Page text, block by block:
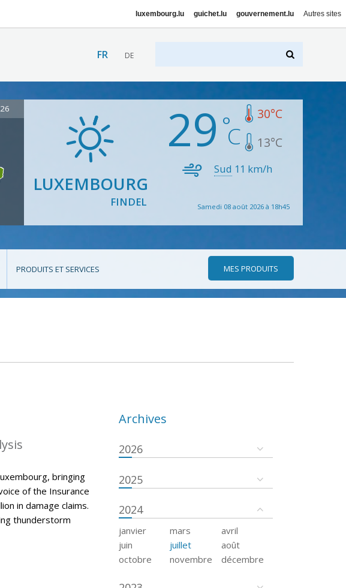
luxembourg.lu guichet.lu gouvernement.lu Autres sites
FR DE
LUXEMBOURG
FINDEL
29 30°C
13°C
Sud 11 km/h
Samedi 08 août 2026 à 18h45
PRODUITS ET SERVICES MES PRODUITS
bringing
of the Insurance
in damage claims.
thunderstorm
Archives
2026
2025
2024
janvier mars
avril
juin
juillet
août
octobre
novembre décembre